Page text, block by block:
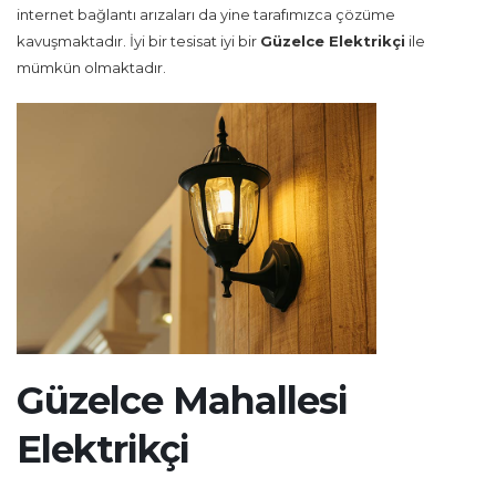
internet bağlantı arızaları da yine tarafımızca çözüme
kavuşmaktadır. İyi bir tesisat iyi bir Güzelce Elektrikçi ile
mümkün olmaktadır.
Güzelce Mahallesi
Elektrikçi